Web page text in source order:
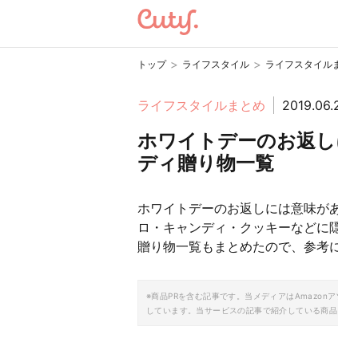
トップ > ライフスタイル > ライフスタイル
ライフスタイルまとめ
ホワイトデーのお返
ディ贈り物一覧
ホワイトデーのお返しには意味が
ロ・キャンディ・クッキーなどに
贈り物一覧もまとめたので、参考
※商品PRを含む記事です。当メディアはAmazon
しています。当サービスの記事で紹介している商